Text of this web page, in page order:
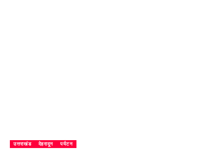
उत्तराखंड देहरादून पर्यटन